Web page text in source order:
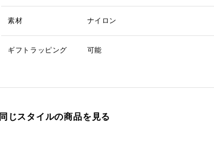
素材 ナイロン
ギフトラッピング 可能
同じスタイルの商品を見る